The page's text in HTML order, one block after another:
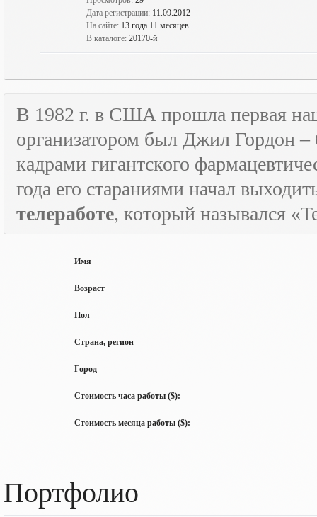
Дата регистрации: 11.09.2012
На сайте: 13 года 11 месяцев
В каталоге: 20170-й
В 1982 г. в США прошла первая
организатором был Джил Гордон –
кадрами гигантского
года его стараниями начал
телеработе, который назывался «
Имя
Возраст
Пол
Страна, регион
Город
Стоимость часа работы ($):
Стоимость месяца работы ($):
Портфолио